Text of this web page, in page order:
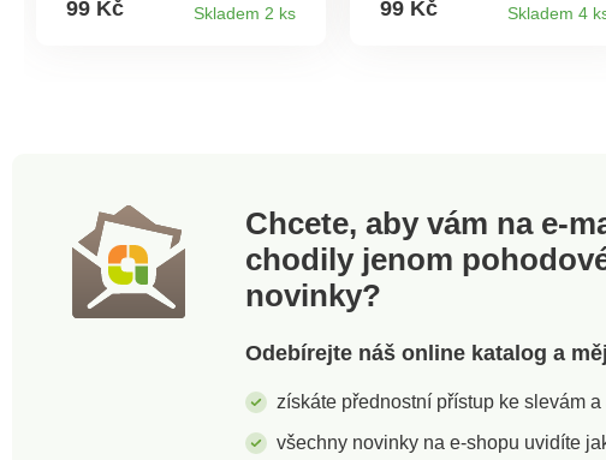
zápasu.Složení: 90%
99 Kč Skladem 2 ks
elastan.Unisex (stačí si
99 Kč Skladem 4
Chcete, aby vám na e-
chodily jenom
novinky?
Odebírejte náš online katalog a
získáte přednostní přístup ke slevám a
všechny novinky na e-shopu uvidíte